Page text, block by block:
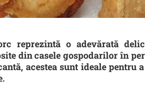
reprezintă o adevărată
din casele gospodarilor în
acestea sunt ideale pentru